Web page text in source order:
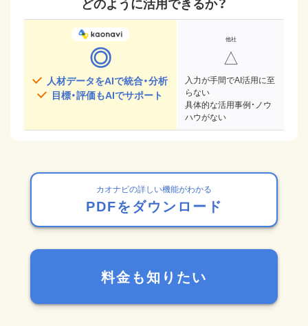
◎
人材データをAIで統合・分析
目標・評価もAIでサポート
△
入力が手間でAI活用に至
らない
具体的な活用事例・ノウ
ハウがない
カオナビの詳しい機能がわかる
PDFをダウンロード
料金も知りたい